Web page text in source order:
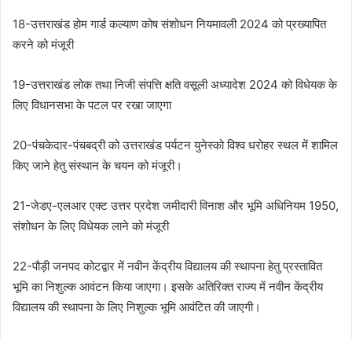
18-उत्तराखंड होम गार्ड कल्याण कोष संशोधन नियमावली 2024 को प्रख्यापित
करने को मंजूरी
19-उत्तराखंड लोक तथा निजी संपत्ति क्षति वसूली अध्यादेश 2024 को विधेयक के
लिए विधानसभा के पटल पर रखा जाएगा
20-पंचकेदार-पंचबद्री को उत्तराखंड पर्यटन युनेस्को विश्व धरोहर स्थल में शामिल
किए जाने हेतु संस्थान के चयन को मंजूरी।
21-जेडए-एलआर एक्ट उत्तर प्रदेश जमीदारी विनाश और भूमि अधिनियम 1950,
संशोधन के लिए विधेयक लाने को मंजूरी
22-पौड़ी जनपद कोटद्वार में नवीन केंद्रीय विद्यालय की स्थापना हेतु प्रस्तावित
भूमि का निशुल्क आवंटन किया जाएगा। इसके अतिरिक्त राज्य में नवीन केंद्रीय
विद्यालय की स्थापना के लिए निशुल्क भूमि आवंटित की जाएगी।